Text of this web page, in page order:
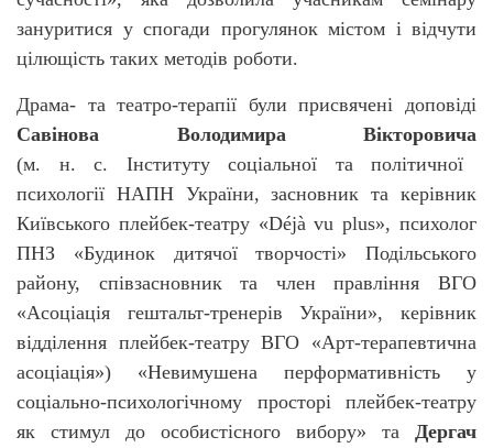
зануритися у спогади прогулянок містом і відчути
цілющість таких методів роботи.
Драма- та театро-терапії були присвячені доповіді
Савінова Володимира Вікторовича
(м. н. с. Інституту соціальної та політичної
психології НАПН України, засновник та керівник
Київського плейбек-театру «Déjà vu plus», психолог
ПНЗ «Будинок дитячої творчості» Подільського
району, співзасновник та член правління ВГО
«Асоціація гештальт-тренерів України», керівник
відділення плейбек-театру ВГО «Арт-терапевтична
асоціація») «Невимушена перформативність у
соціально-психологічному просторі плейбек-театру
як стимул до особистісного вибору» та Дергач